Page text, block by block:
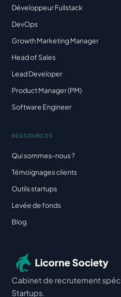
Développeur Fullstack
DevOps
Growth Marketing Manager
Head of Sales
Lead Developer
Product Manager (PM)
Software Engineer
RESSOURCES
Qui sommes-nous ?
Témoignages clients
Outils startups
Levée de fonds
Blog
Licorne Society
Cabinet de recrutement
Startups.